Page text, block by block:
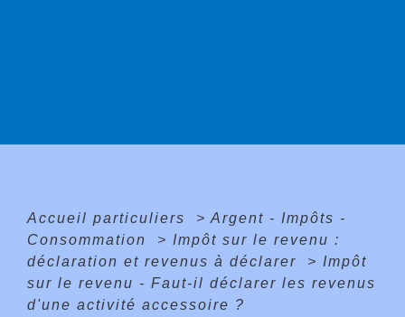
Accueil particuliers > Argent - Impôts -
Consommation
> Impôt sur le revenu :
déclaration et revenus à déclarer
> Impôt
sur le revenu - Faut-il déclarer les revenus
d'une activité accessoire ?